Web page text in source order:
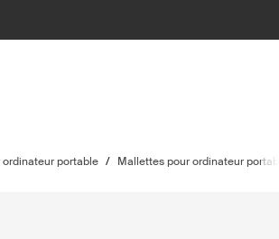
ordinateur portable / Mallettes pour ordinateur